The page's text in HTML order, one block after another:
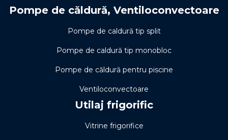
Pompe de căldură, Ventiloconvectoare
Pompe de caldură tip split
Pompe de caldură tip monobloc
Pompe de căldură pentru piscine
Ventiloconvectoare
Utilaj frigorific
Vitrine frigorifice